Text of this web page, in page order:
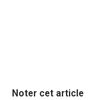
Noter cet article